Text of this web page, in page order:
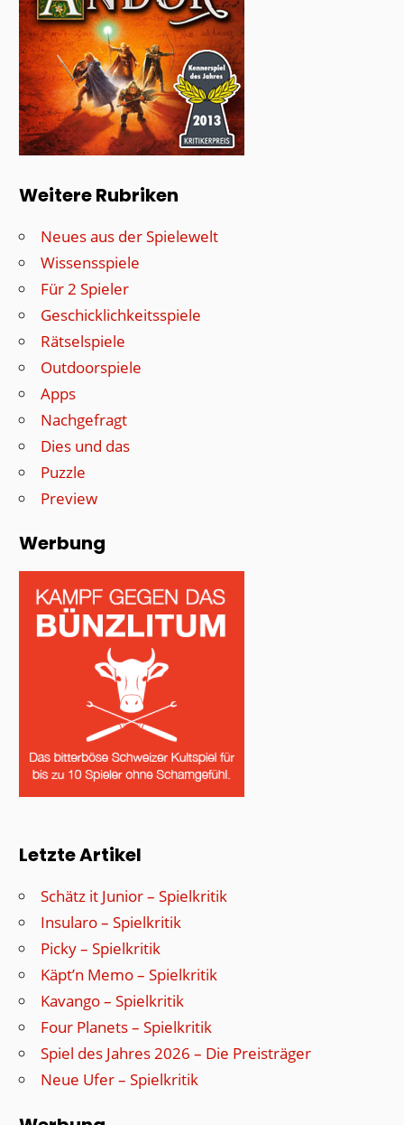
Weitere Rubriken
Neues aus der Spielewelt
Wissensspiele
Für 2 Spieler
Geschicklichkeitsspiele
Rätselspiele
Outdoorspiele
Apps
Nachgefragt
Dies und das
Puzzle
Preview
Werbung
Letzte Artikel
Schätz it Junior – Spielkritik
Insularo – Spielkritik
Picky – Spielkritik
Käpt’n Memo – Spielkritik
Kavango – Spielkritik
Four Planets – Spielkritik
Spiel des Jahres 2026 – Die Preisträger
Neue Ufer – Spielkritik